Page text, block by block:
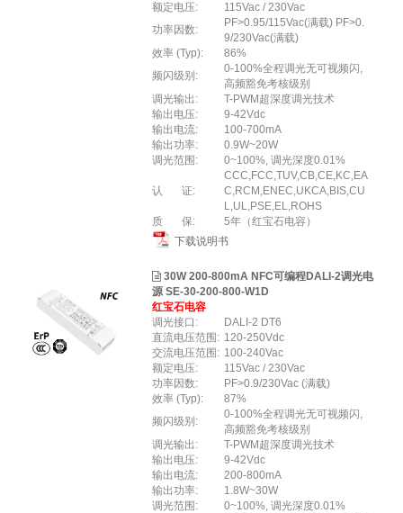
额定电压:
115Vac / 230Vac
功率因数:
PF>0.95/115Vac(满载) PF>0.
9/230Vac(满载)
效率 (Typ):
86%
频闪级别:
0-100%全程调光无可视频闪,
高频豁免考核级别
调光输出:
T-PWM超深度调光技术
输出电压:
9-42Vdc
输出电流:
100-700mA
输出功率:
0.9W~20W
调光范围:
0~100%, 调光深度0.01%
认 证:
CCC,FCC,TUV,CB,CE,KC,EA
C,RCM,ENEC,UKCA,BIS,CU
L,UL,PSE,EL,ROHS
质 保:
5年（红宝石电容）
下载说明书
30W 200-800mA NFC可编程DALI-2调光电
源 SE-30-200-800-W1D
红宝石电容
调光接口:
DALI-2 DT6
直流电压范围: 120-250Vdc
交流电压范围: 100-240Vac
额定电压:
115Vac / 230Vac
功率因数:
PF>0.9/230Vac (满载)
效率 (Typ):
87%
频闪级别:
0-100%全程调光无可视频闪,
高频豁免考核级别
调光输出:
T-PWM超深度调光技术
输出电压:
9-42Vdc
输出电流:
200-800mA
输出功率:
1.8W~30W
调光范围:
0~100%, 调光深度0.01%